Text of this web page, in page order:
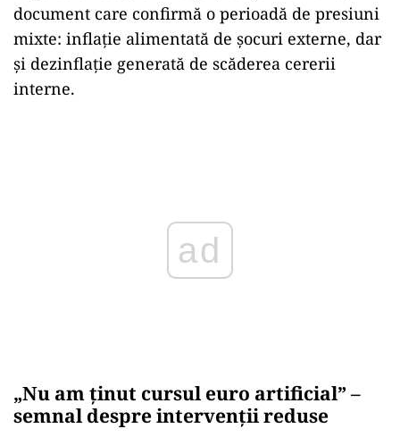
document care confirmă o perioadă de presiuni
mixte: inflație alimentată de șocuri externe, dar
și dezinflație generată de scăderea cererii
interne.
„Nu am ținut cursul euro artificial” –
semnal despre intervenții reduse